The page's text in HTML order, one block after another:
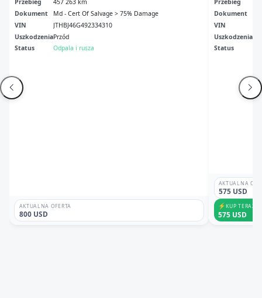
Przebieg
457 263 km
Dokument
Md - Cert Of Salvage > 75% Damage
VIN
JTHBJ46G492334310
UszkodzeniaPrzód
Status
Odpala i rusza
AKTUALNA OFERTA
800 USD
Przebieg
Dokument
VIN
Uszkodzenia
Status
AKTUALNA
575 USD
⚡KUP TERAZ
575 USD